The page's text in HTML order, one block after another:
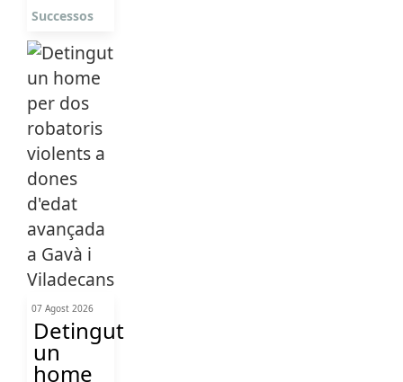
Successos
07 Agost 2026
Detingut
un
home